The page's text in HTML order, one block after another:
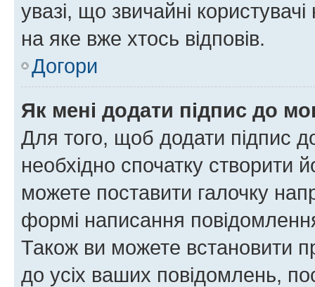
увазі, що звичайні
на яке вже хтось відповів.
Догори
Як мені додати підпис до
Для того, щоб додати підпис
необхідно спочатку створити
можете поставити галочку
формі написання
Також ви можете встановити
до усіх ваших повідомлень,